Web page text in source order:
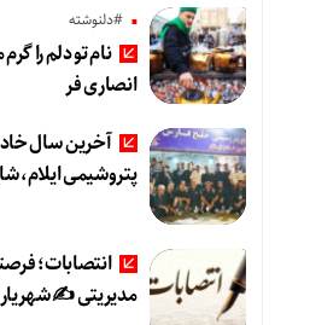
#دلنوشته
نام تو دلم را
انصاری فر
آخرین سال
پتروشیمی ایلام،
انتصابات؛
مدیریتی ✍ شهریار